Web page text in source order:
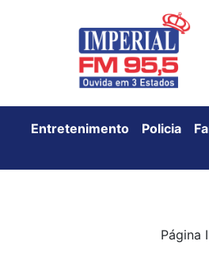
Entretenimento Policia
Página